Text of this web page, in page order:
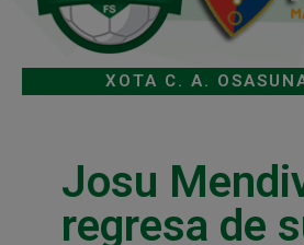
XOTA C. A.
Josu
regresa de